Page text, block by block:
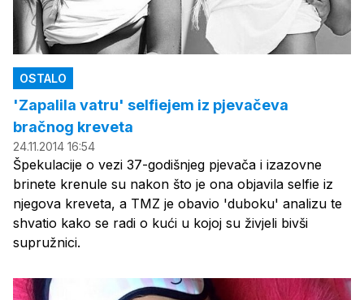
OSTALO
'Zapalila vatru' selfiejem iz pjevačeva
bračnog kreveta
24.11.2014 16:54
Špekulacije o vezi 37-godišnjeg pjevača i izazovne
brinete krenule su nakon što je ona objavila selfie iz
njegova kreveta, a TMZ je obavio 'duboku' analizu te
shvatio kako se radi o kući u kojoj su živjeli bivši
supružnici.